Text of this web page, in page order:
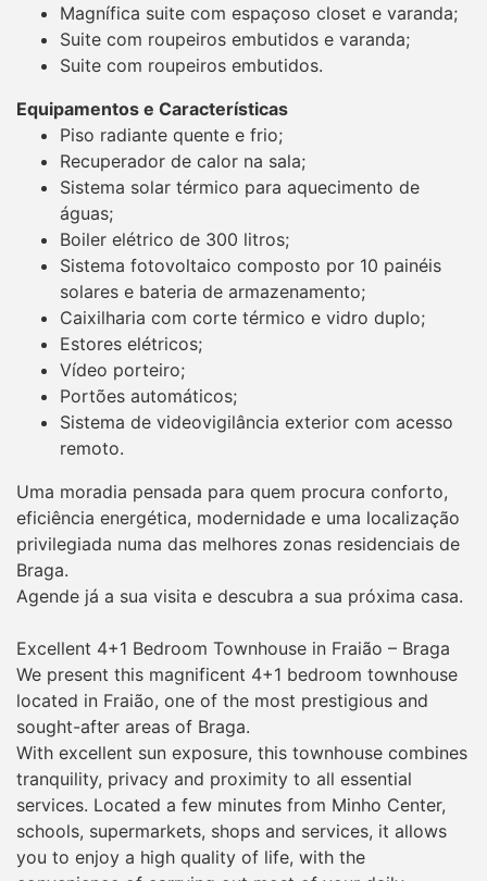
Magnífica suite com espaçoso closet e varanda;
Suite com roupeiros embutidos e varanda;
Suite com roupeiros embutidos.
Equipamentos e Características
Piso radiante quente e frio;
Recuperador de calor na sala;
Sistema solar térmico para aquecimento de
águas;
Boiler elétrico de 300 litros;
Sistema fotovoltaico composto por 10 painéis
solares e bateria de armazenamento;
Caixilharia com corte térmico e vidro duplo;
Estores elétricos;
Vídeo porteiro;
Portões automáticos;
Sistema de videovigilância exterior com acesso
remoto.
Uma moradia pensada para quem procura conforto,
eficiência energética, modernidade e uma localização
privilegiada numa das melhores zonas residenciais de
Braga.
Agende já a sua visita e descubra a sua próxima casa.
Excellent 4+1 Bedroom Townhouse in Fraião – Braga
We present this magnificent 4+1 bedroom townhouse
located in Fraião, one of the most prestigious and
sought-after areas of Braga.
With excellent sun exposure, this townhouse combines
tranquility, privacy and proximity to all essential
services. Located a few minutes from Minho Center,
schools, supermarkets, shops and services, it allows
you to enjoy a high quality of life, with the